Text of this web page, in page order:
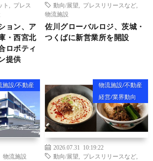
ト
プレス
ョン、ア
・西宮北
ロボティ
提供
動向/展望 プレスリリースなど
物流施設
佐川グローバルロジ、茨城・
つくばに新営業所を開設
施設/不動産
物流施設
物流施設/不動産
経営/業界動向
2026.07.31 10:19:22
動向/展望
プレスリリースなど